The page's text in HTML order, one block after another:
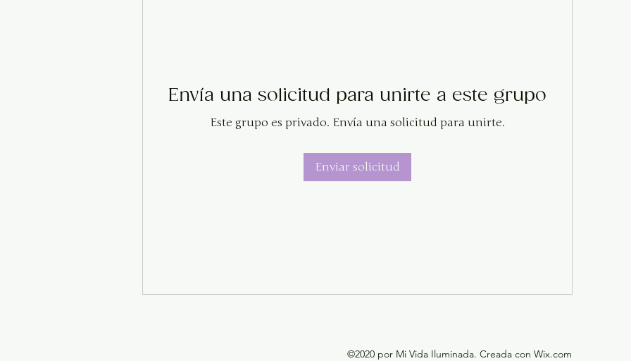
Envía una solicitud para unirte a este grupo
Este grupo es privado. Envía una solicitud para unirte.
Enviar solicitud
©2020 por Mi Vida Iluminada. Creada con Wix.com